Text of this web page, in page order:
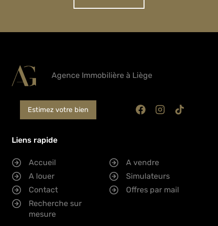
Agence Immobilière à Liège
Estimez votre bien
Liens rapide
Accueil
A vendre
A louer
Simulateurs
Contact
Offres par mail
Recherche sur
mesure